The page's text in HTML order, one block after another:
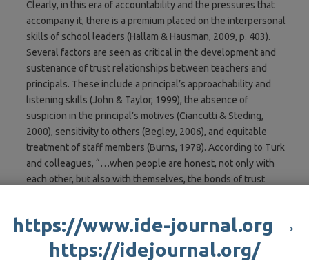
Clearly, in this era of accountability and the pressures that
accompany it, there is a premium placed on the interpersonal
skills of school leaders (Hallam & Hausman, 2009, p. 403).
Several factors are seen as critical in the development and
sustenance of trust relationships between teachers and
principals. These include a principal’s approachability and
listening skills (John & Taylor, 1999), the absence of
suspicion in the principal’s motives (Ciancutti & Steding,
2000), sensitivity to others (Begley, 2006), and equitable
treatment of staff members (Burns, 1978). According to Turk
and colleagues, “…when people are honest, not only with
each other, but also with themselves, the bonds of trust
Formative Assessment Strategies for Principals
https://www.ide-journal.org →
https://idejournal.org/